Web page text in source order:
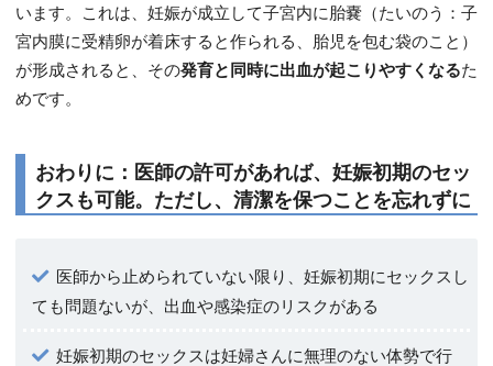
います。これは、妊娠が成立して子宮内に胎嚢（たいのう：子
宮内膜に受精卵が着床すると作られる、胎児を包む袋のこと）
が形成されると、その発育と同時に出血が起こりやすくなるた
めです。
おわりに：医師の許可があれば、妊娠初期のセッ
クスも可能。ただし、清潔を保つことを忘れずに
医師から止められていない限り、妊娠初期にセックスし
ても問題ないが、出血や感染症のリスクがある
妊娠初期のセックスは妊婦さんに無理のない体勢で行